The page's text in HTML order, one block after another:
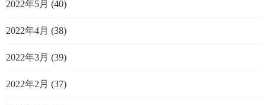
2022年5月 (40)
2022年4月 (38)
2022年3月 (39)
2022年2月 (37)